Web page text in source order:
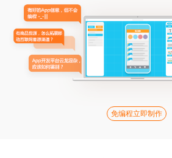
免编程立即制作